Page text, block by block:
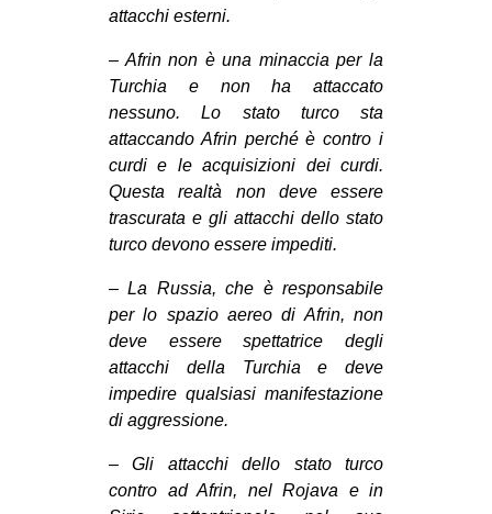
attacchi esterni.
– Afrin non è una minaccia per la
Turchia e non ha attaccato
nessuno. Lo stato turco sta
attaccando Afrin perché è contro i
curdi e le acquisizioni dei curdi.
Questa realtà non deve essere
trascurata e gli attacchi dello stato
turco devono essere impediti.
– La Russia, che è responsabile
per lo spazio aereo di Afrin, non
deve essere spettatrice degli
attacchi della Turchia e deve
impedire qualsiasi manifestazione
di aggressione.
– Gli attacchi dello stato turco
contro ad Afrin, nel Rojava e in